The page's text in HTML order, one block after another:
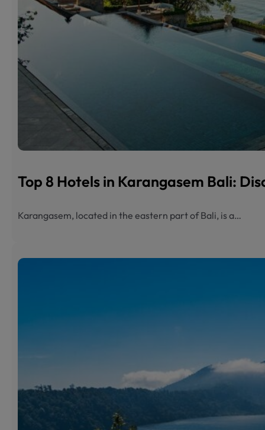
Top 8 Hotels in Karangasem Bali:
Karangasem, located in the eastern part of Bali, is a…